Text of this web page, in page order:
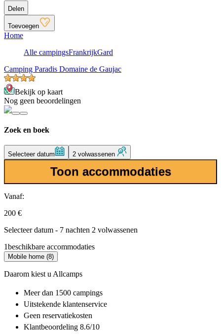
Delen
Toevoegen
Home
Alle campingsFrankrijkGard
Camping Paradis Domaine de Gaujac
Bekijk op kaart
Nog geen beoordelingen
Zoek en boek
Selecteer datum 2 volwassenen
Toon accommodaties
Vanaf:
200 €
Selecteer datum - 7 nachten 2 volwassenen
1beschikbare accommodaties
Mobile home (8)
Daarom kiest u Allcamps
Meer dan 1500 campings
Uitstekende klantenservice
Geen reservatiekosten
Klantbeoordeling 8.6/10